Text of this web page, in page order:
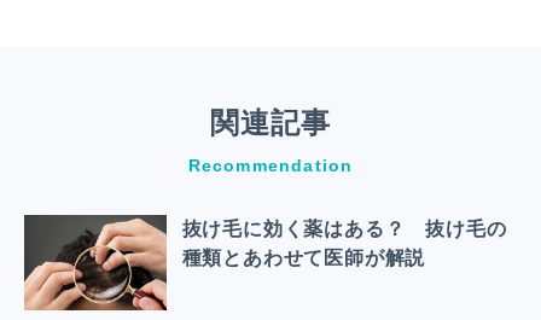
関連記事
Recommendation
抜け毛に効く薬はある？ 抜け毛の
種類とあわせて医師が解説